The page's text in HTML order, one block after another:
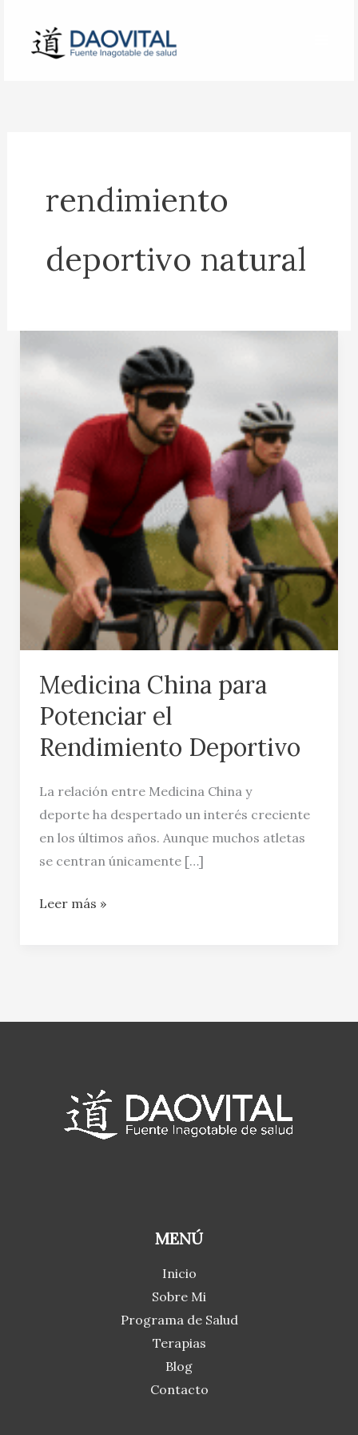
contenido
rendimiento
deportivo natural
Medicina China para
Potenciar el
Rendimiento Deportivo
La relación entre Medicina China y
deporte ha despertado un interés creciente
en los últimos años. Aunque muchos atletas
se centran únicamente […]
China
Potenciar
Rendimiento
Deportivo
Leer más »
MENÚ
Inicio
Sobre Mi
Programa de Salud
Terapias
Blog
Contacto